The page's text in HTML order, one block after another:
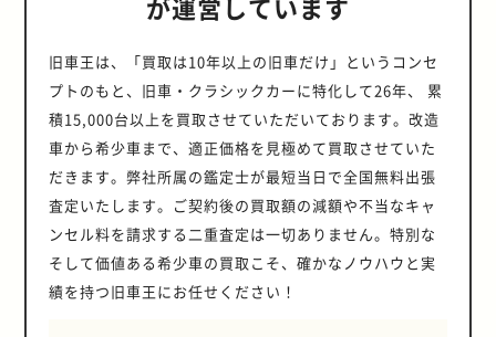
旧車王は、「買取は10年以上の旧車だけ」というコンセ
プトのもと、旧車・クラシックカーに特化して26年、 累
積15,000台以上を買取させていただいております。改造
車から希少車まで、適正価格を見極めて買取させていた
だきます。弊社所属の鑑定士が最短当日で全国無料出張
査定いたします。ご契約後の買取額の減額や不当なキャ
ンセル料を請求する二重査定は一切ありません。特別な
そして価値ある希少車の買取こそ、確かなノウハウと実
績を持つ旧車王にお任せください！